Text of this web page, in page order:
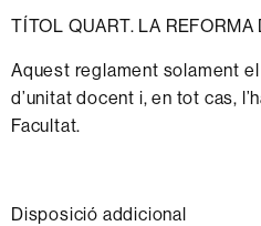
TÍTOL QUART. LA REFORMA
Aquest reglament solament
d’unitat docent i, en tot cas,
Facultat.
Disposició addicional